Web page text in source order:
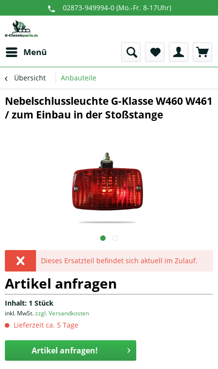
02873-949994-0 (Mo.-Fr. 8-17Uhr)
Menü
Übersicht Anbauteile
Nebelschlussleuchte G-Klasse W460 W461
/ zum Einbau in der Stoßstange
Dieses Ersatzteil befindet sich aktuell im Zulauf.
Artikel anfragen
Inhalt: 1 Stück
inkl. MwSt.zzgl. Versandkosten
Lieferzeit ca. 5 Tage
Artikel anfragen!